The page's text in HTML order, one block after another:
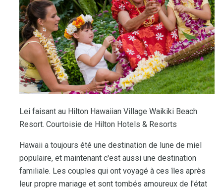
Lei faisant au Hilton Hawaiian Village Waikiki Beach
Resort. Courtoisie de Hilton Hotels & Resorts
Hawaii a toujours été une destination de lune de miel
populaire, et maintenant c'est aussi une destination
familiale. Les couples qui ont voyagé à ces îles après
leur propre mariage et sont tombés amoureux de l'état